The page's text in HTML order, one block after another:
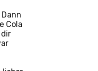
Cola